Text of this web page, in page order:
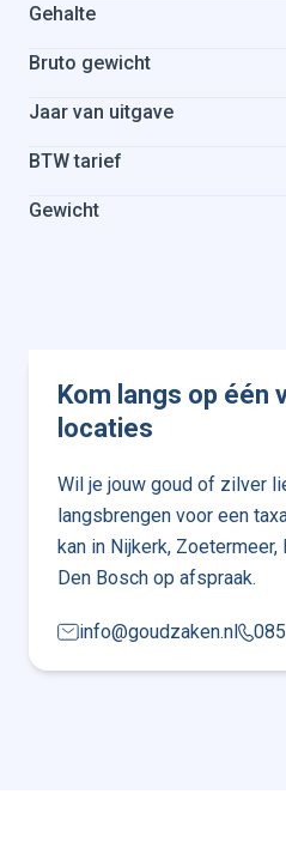
Gehalte
Bruto gewicht
Jaar van uitgave
BTW tarief
Gewicht
Kom langs op één
locaties
Wil je jouw goud of zilver
langsbrengen voor een
kan in Nijkerk, Zoetermeer,
Den Bosch op afspraak.
info@goudzaken.nl